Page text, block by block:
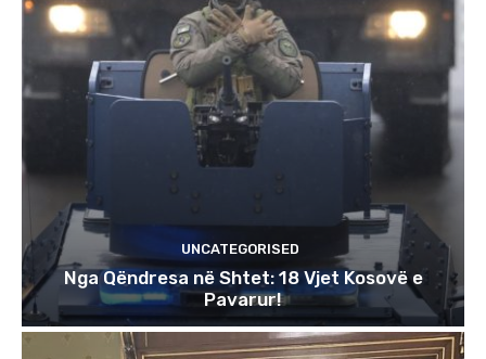
UNCATEGORISED
Nga Qëndresa në Shtet: 18 Vjet Kosovë e
Pavarur!